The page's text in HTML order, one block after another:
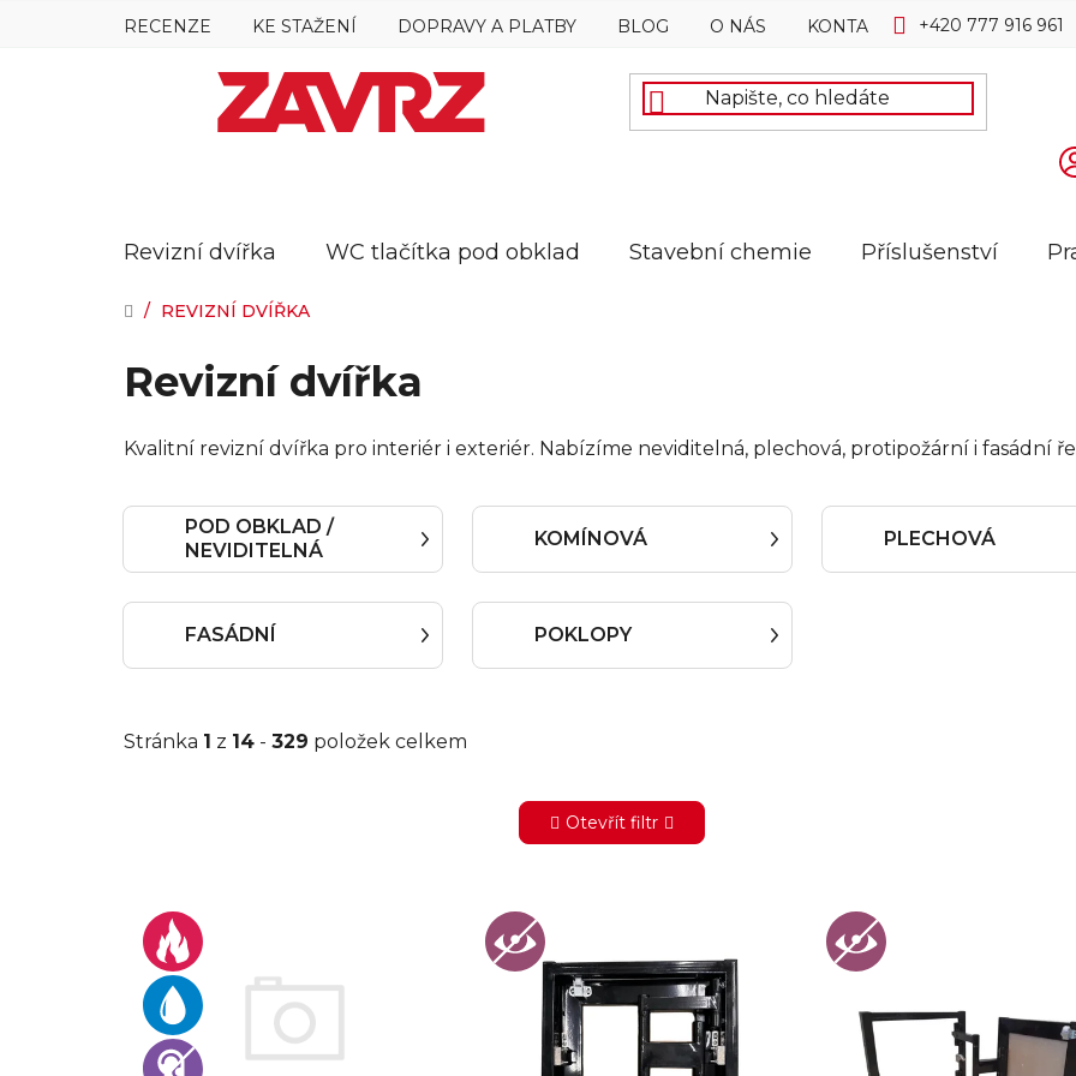
RECENZE KE STAŽENÍ DOPRAVY A PLATBY BLOG O NÁS KONTAKTY +420 777 916 961
Revizní dvířka WC tlačítka pod obklad Stavební chemie Příslušenství
DOMŮ
/ REVIZNÍ DVÍŘKA
Revizní dvířka
Kvalitní revizní dvířka pro interiér i exteriér. Nabízíme neviditelná, plechová, protipožární i fasádní
POD OBKLAD /
NEVIDITELNÁ
KOMÍNOVÁ PLECHOVÁ
FASÁDNÍ POKLOPY
Stránka 1 z 14 - 329 položek celkem
Otevřít filtr